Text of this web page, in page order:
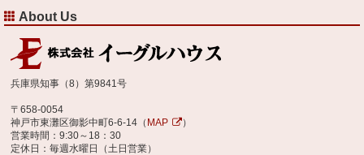
About Us
兵庫県知事（8）第9841号
〒658-0054
神戸市東灘区御影中町6-6-14（ MAP
）
営業時間：9:30～18：30
定休日：毎週水曜日（土日営業）